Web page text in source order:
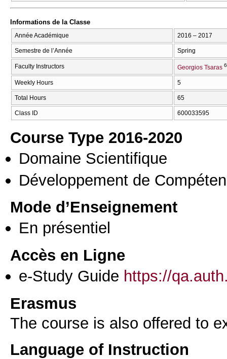
Informations de la Classe
Année Académique 2016 – 2017
Semestre de l’Année Spring
Faculty Instructors Georgios Tsaras
Weekly Hours 5
Total Hours 65
Class ID 600033595
Course Type 2016-2020
Domaine Scientifique
Développement de
Mode d’Enseignement
En présentiel
Accès en Ligne
e-Study Guide https://
Erasmus
The course is also offered to
Language of Instruction